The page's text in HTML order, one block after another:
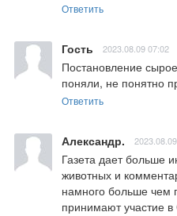
Ответить
Гость 2023.08.09 07:02
Постановление
поняли, не понятно
Ответить
Александр.
Газета дает больше
животных и
намного больше чем
принимают участие